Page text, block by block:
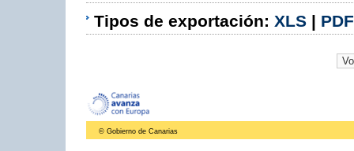
Tipos de exportación: XLS | PDF
© Gobierno de Canarias